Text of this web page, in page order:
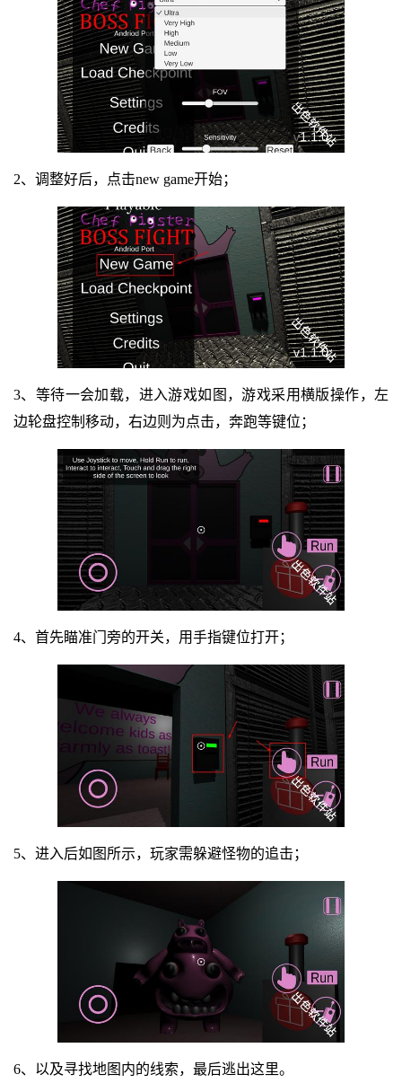
2、调整好后，点击new game开始；
3、等待一会加载，进入游戏如图，游戏采用横版操作，左
边轮盘控制移动，右边则为点击，奔跑等键位；
4、首先瞄准门旁的开关，用手指键位打开；
5、进入后如图所示，玩家需躲避怪物的追击；
6、以及寻找地图内的线索，最后逃出这里。